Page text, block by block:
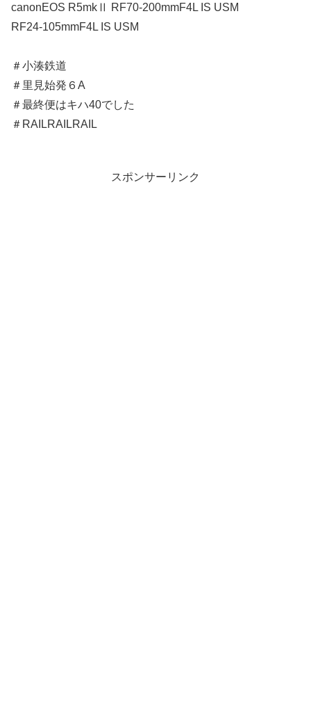
canonEOS R5mkⅡ RF70-200mmF4L IS USM
RF24-105mmF4L IS USM
＃小湊鉄道
＃里見始発６A
＃最終便はキハ40でした
＃RAILRAILRAIL
スポンサーリンク